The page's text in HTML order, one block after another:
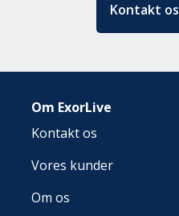
Kontakt os
Om ExorLive
Kontakt os
Vores kunder
Om os